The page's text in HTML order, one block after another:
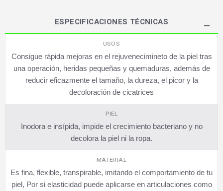
ESPECIFICACIONES TÉCNICAS
USOS
Consigue rápida mejoras en el rejuvenecimineto de la piel tras
una operación, heridas pequeñas y quemaduras, además de
reducir eficazmente el tamaño, la dureza, el picor y la
decoloración de cicatrices
PIEL
Inodora e insípida, impide el crecimiento bacteriano y no
decolora la piel ni la ropa.
MATERIAL
Es fina, flexible, transpirable, imitando el comportamiento de tu
piel, Por si elasticidad puede aplicarse en articulaciones como